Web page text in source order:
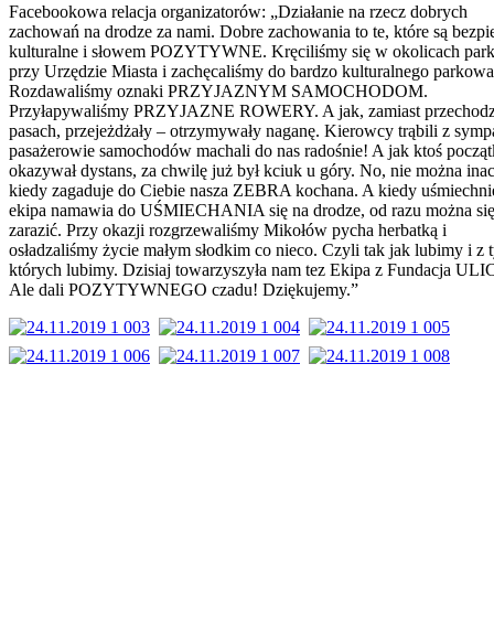
Facebookowa relacja organizatorów: „Działanie na rzecz dobrych
zachowań na drodze za nami. Dobre zachowania to te, które są
kulturalne i słowem POZYTYWNE. Kręciliśmy się w okolicach
przy Urzędzie Miasta i zachęcaliśmy do bardzo kulturalnego
Rozdawaliśmy oznaki PRZYJAZNYM SAMOCHODOM.
Przyłapywaliśmy PRZYJAZNE ROWERY. A jak, zamiast
pasach, przejeżdżały – otrzymywały naganę. Kierowcy trąbili z
pasażerowie samochodów machali do nas radośnie! A jak ktoś
okazywał dystans, za chwilę już był kciuk u góry. No, nie można
kiedy zagaduje do Ciebie nasza ZEBRA kochana. A kiedy
ekipa namawia do UŚMIECHANIA się na drodze, od razu można
zarazić. Przy okazji rozgrzewaliśmy Mikołów pycha herbatką i
osładzaliśmy życie małym słodkim co nieco. Czyli tak jak lubimy i z
których lubimy. Dzisiaj towarzyszyła nam tez Ekipa z Fundacja
Ale dali POZYTYWNEGO czadu! Dziękujemy.”